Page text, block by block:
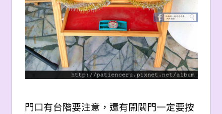
門口有台階要注意，還有開關門一定要按